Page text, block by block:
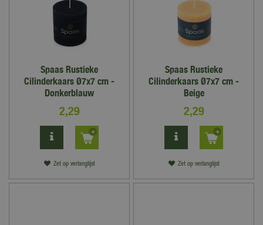
Spaas Rustieke
Cilinderkaars Ø7x7 cm -
Donkerblauw
2,29
Zet op verlanglijst
Spaas Rustieke
Cilinderkaars Ø7x7 cm -
Beige
2,29
Zet op verlanglijst